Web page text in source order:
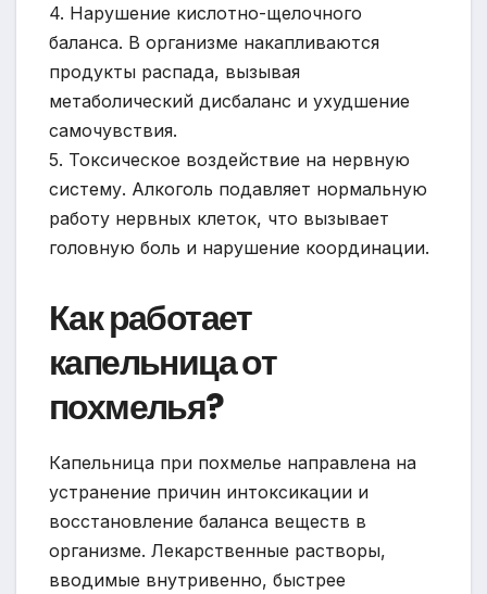
4. Нарушение кислотно-щелочного
баланса. В организме накапливаются
продукты распада, вызывая
метаболический дисбаланс и ухудшение
самочувствия.
5. Токсическое воздействие на нервную
систему. Алкоголь подавляет нормальную
работу нервных клеток, что вызывает
головную боль и нарушение координации.
Как работает
капельница от
похмелья?
Капельница при похмелье направлена на
устранение причин интоксикации и
восстановление баланса веществ в
организме. Лекарственные растворы,
вводимые внутривенно, быстрее